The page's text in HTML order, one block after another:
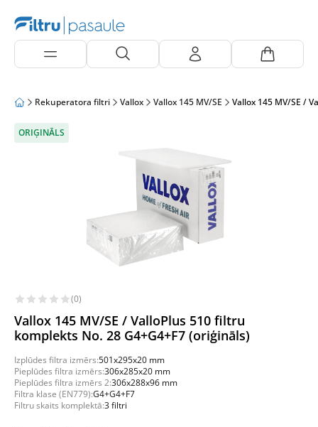
Rekuperatora filtri Vallox Vallox 145 MV/SE Vallox 145 MV/SE /
ORIĢINĀLS
(0)
Vallox 145 MV/SE / ValloPlus 510 filtru
komplekts No. 28 G4+G4+F7 (oriģināls)
Izplūdes filtra izmērs:501x295x20 mm
Pieplūdes filtra izmērs:306x285x20 mm
Pieplūdes filtra izmērs 2:306x288x96 mm
Filtra klase (EN779):G4+G4+F7
Filtru skaits komplektā:3 filtri